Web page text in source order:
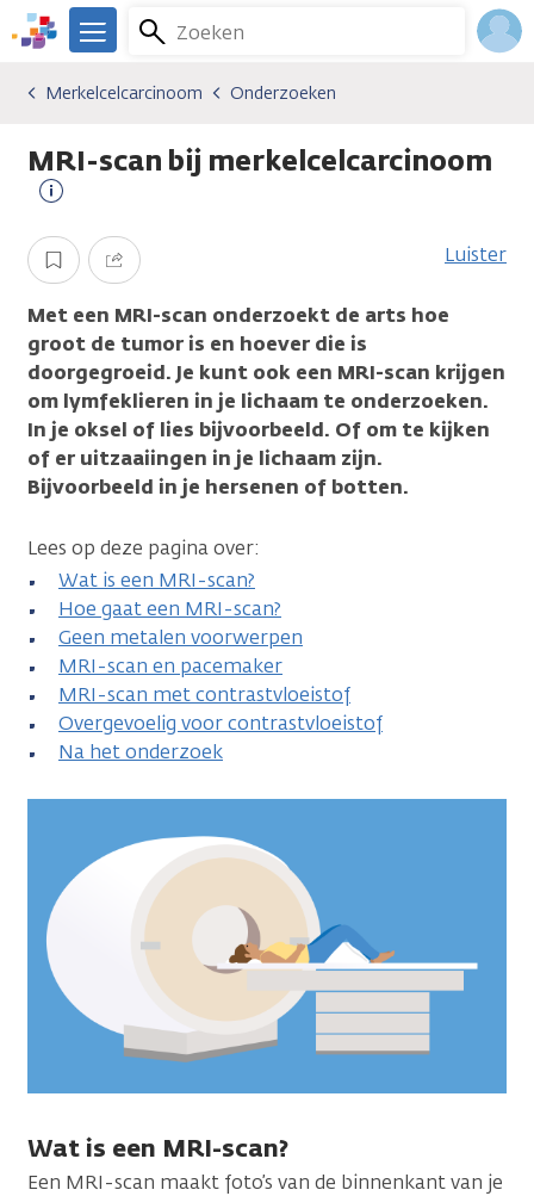
Overslaan
en
gaan
We
er
je.
Kanker.nl
Zoeken
Menu
Kankersoorten
Merkelcelcarcinoom
Onderzoeken
Merkelcelcarcinoom Onderzoeken
MRI-scan bij merkelcelcarcinoom
informatie
Opslaan Delen Luister
Met een MRI-scan onderzoekt de arts hoe
groot de tumor is en hoever die is
doorgegroeid. Je kunt ook een MRI-scan krijgen
om lymfeklieren in je lichaam te onderzoeken.
In je oksel of lies bijvoorbeeld. Of om te kijken
of er uitzaaiingen in je lichaam zijn.
Bijvoorbeeld in je hersenen of botten.
Lees op deze pagina over:
Wat is een MRI-scan?
Hoe gaat een MRI-scan?
Geen metalen voorwerpen
MRI-scan en pacemaker
MRI-scan met contrastvloeistof
Overgevoelig voor contrastvloeistof
Na het onderzoek
Wat is een MRI-scan?
Een MRI-scan maakt foto’s van de binnenkant van je